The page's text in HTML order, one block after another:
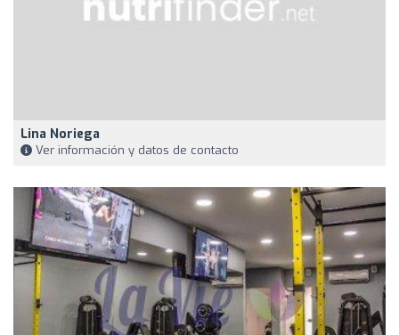
Lina Noriega
Ver información y datos de contacto